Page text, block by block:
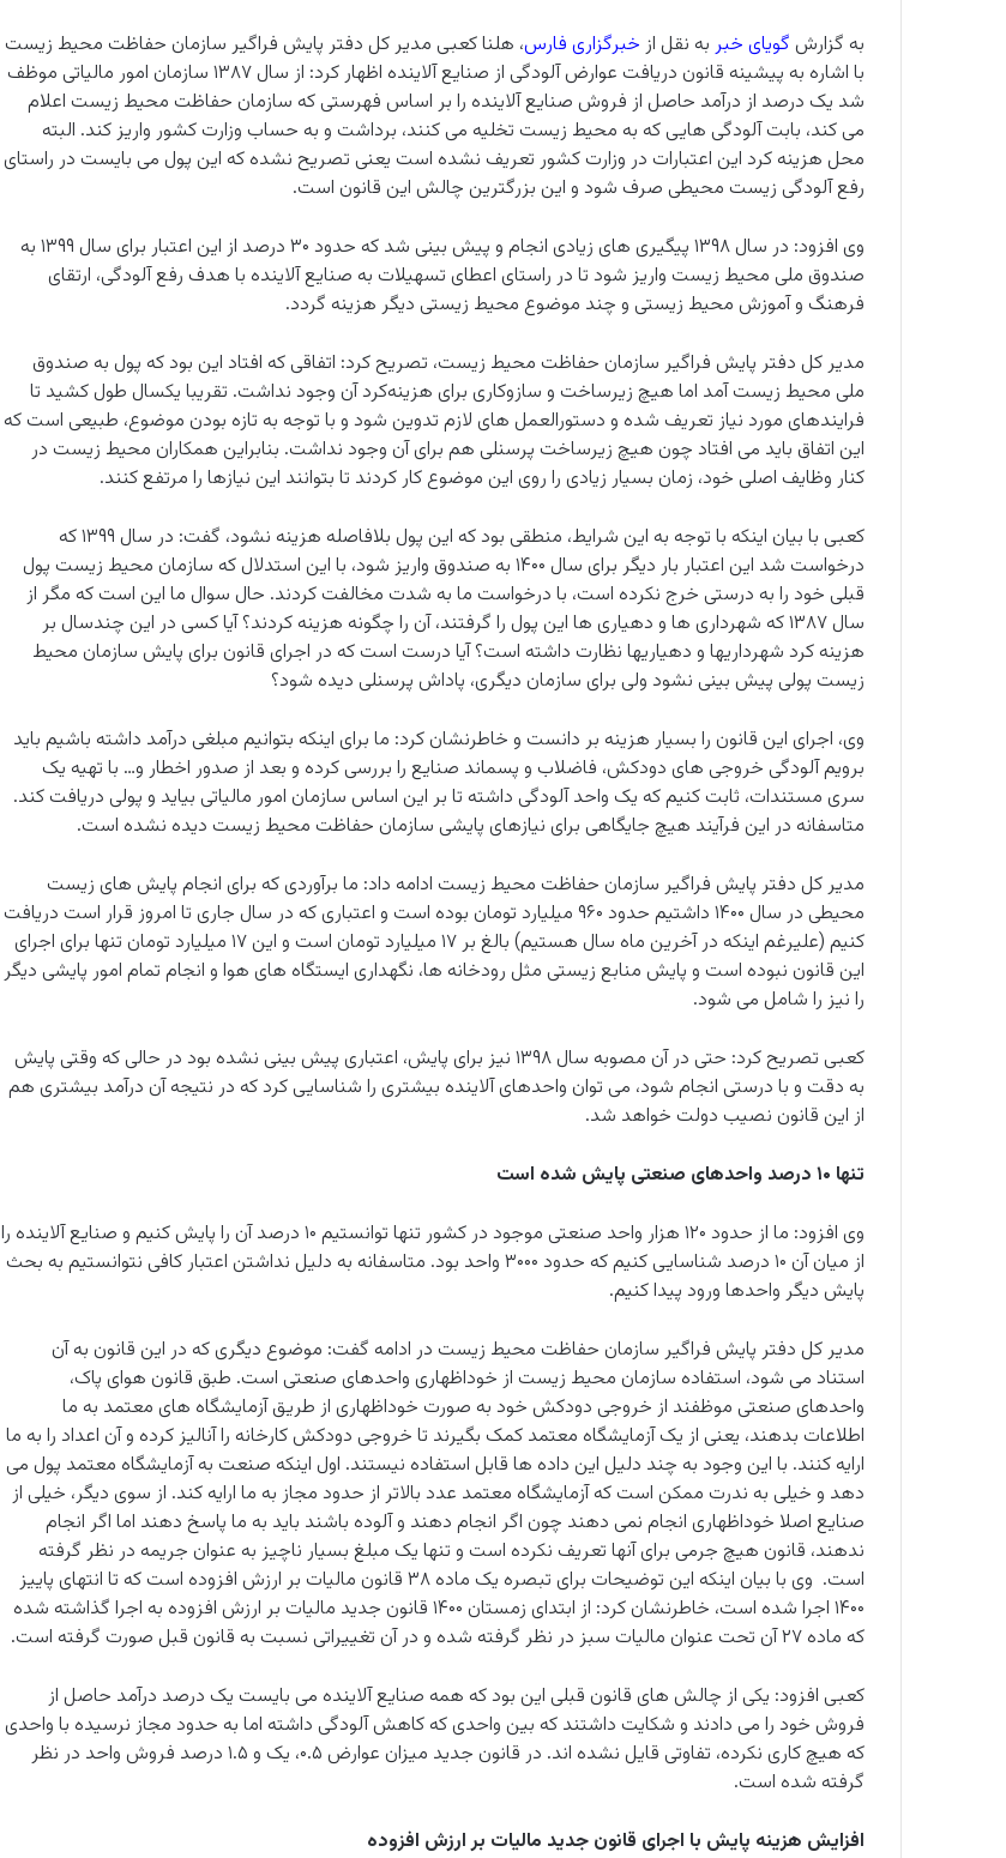
به گزارش گویای خبر به نقل از خبرگزاری فارس، هلنا کعبی مدیر کل دفتر پایش فراگیر سازمان حفاظت محیط زیست
با اشاره به پیشینه قانون دریافت عوارض آلودگی از صنایع آلاینده اظهار کرد: از سال ۱۳۸۷ سازمان امور مالیاتی موظف
شد یک درصد از درآمد حاصل از فروش صنایع آلاینده را بر اساس فهرستی که سازمان حفاظت محیط زیست اعلام
می کند، بابت آلودگی هایی که به محیط زیست تخلیه می کنند، برداشت و به حساب وزارت کشور واریز کند. البته
محل هزینه کرد این اعتبارات در وزارت کشور تعریف نشده است یعنی تصریح نشده که این پول می بایست در راستای
رفع آلودگی زیست محیطی صرف شود و این بزرگترین چالش این قانون است.
وی افزود: در سال ۱۳۹۸ پیگیری های زیادی انجام و پیش بینی شد که حدود ۳۰ درصد از این اعتبار برای سال ۱۳۹۹ به
صندوق ملی محیط زیست واریز شود تا در راستای اعطای تسهیلات به صنایع آلاینده با هدف رفع آلودگی، ارتقای
فرهنگ و آموزش محیط زیستی و چند موضوع محیط زیستی دیگر هزینه گردد.
مدیر کل دفتر پایش فراگیر سازمان حفاظت محیط زیست، تصریح کرد: اتفاقی که افتاد این بود که پول به صندوق
ملی محیط زیست آمد اما هیچ زیرساخت و سازوکاری برای هزینه‌کرد آن وجود نداشت. تقریبا یکسال طول کشید تا
فرایندهای مورد نیاز تعریف شده و دستورالعمل های لازم تدوین شود و با توجه به تازه بودن موضوع، طبیعی است که
این اتفاق باید می افتاد چون هیچ زیرساخت پرسنلی هم برای آن وجود نداشت. بنابراین همکاران محیط زیست در
کنار وظایف اصلی خود، زمان بسیار زیادی را روی این موضوع کار کردند تا بتوانند این نیازها را مرتفع کنند.
کعبی با بیان اینکه با توجه به این شرایط، منطقی بود که این پول بلافاصله هزینه نشود، گفت: در سال ۱۳۹۹ که
درخواست شد این اعتبار بار دیگر برای سال ۱۴۰۰ به صندوق واریز شود، با این استدلال که سازمان محیط زیست پول
قبلی خود را به درستی خرج نکرده است، با درخواست ما به شدت مخالفت کردند. حال سوال ما این است که مگر از
سال ۱۳۸۷ که شهرداری ها و دهیاری ها این پول را گرفتند، آن را چگونه هزینه کردند؟ آیا کسی در این چندسال بر
هزینه کرد شهرداریها و دهیاریها نظارت داشته است؟ آیا درست است که در اجرای قانون برای پایش سازمان محیط
زیست پولی پیش بینی نشود ولی برای سازمان دیگری، پاداش پرسنلی دیده شود؟
وی، اجرای این قانون را بسیار هزینه بر دانست و خاطرنشان کرد: ما برای اینکه بتوانیم مبلغی درآمد داشته باشیم باید
برویم آلودگی خروجی های دودکش، فاضلاب و پسماند صنایع را بررسی کرده و بعد از صدور اخطار و… با تهیه یک
سری مستندات، ثابت کنیم که یک واحد آلودگی داشته تا بر این اساس سازمان امور مالیاتی بیاید و پولی دریافت کند.
متاسفانه در این فرآیند هیچ جایگاهی برای نیازهای پایشی سازمان حفاظت محیط زیست دیده نشده است.
مدیر کل دفتر پایش فراگیر سازمان حفاظت محیط زیست ادامه داد: ما برآوردی که برای انجام پایش های زیست
محیطی در سال ۱۴۰۰ داشتیم حدود ۹۶۰ میلیارد تومان بوده است و اعتباری که در سال جاری تا امروز قرار است دریافت
کنیم (علیرغم اینکه در آخرین ماه سال هستیم) بالغ بر ۱۷ میلیارد تومان است و این ۱۷ میلیارد تومان تنها برای اجرای
این قانون نبوده است و پایش منابع زیستی مثل رودخانه ها، نگهداری ایستگاه های هوا و انجام تمام امور پایشی دیگر
را نیز را شامل می شود.
کعبی تصریح کرد: حتی در آن مصوبه سال ۱۳۹۸ نیز برای پایش، اعتباری پیش بینی نشده بود در حالی که وقتی پایش
به دقت و با درستی انجام شود، می توان واحدهای آلاینده بیشتری را شناسایی کرد که در نتیجه آن درآمد بیشتری هم
از این قانون نصیب دولت خواهد شد.
تنها ۱۰ درصد واحدهای صنعتی پایش شده است
وی افزود: ما از حدود ۱۲۰ هزار واحد صنعتی موجود در کشور تنها توانستیم ۱۰ درصد آن را پایش کنیم و صنایع آلاینده را
از میان آن ۱۰ درصد شناسایی کنیم که حدود ۳۰۰۰ واحد بود. متاسفانه به دلیل نداشتن اعتبار کافی نتوانستیم به بحث
پایش دیگر واحدها ورود پیدا کنیم.
مدیر کل دفتر پایش فراگیر سازمان حفاظت محیط زیست در ادامه گفت: موضوع دیگری که در این قانون به آن
استناد می شود، استفاده سازمان محیط زیست از خوداظهاری واحدهای صنعتی است. طبق قانون هوای پاک،
واحدهای صنعتی موظفند از خروجی دودکش خود به صورت خوداظهاری از طریق آزمایشگاه های معتمد به ما
اطلاعات بدهند، یعنی از یک آزمایشگاه معتمد کمک بگیرند تا خروجی دودکش کارخانه را آنالیز کرده و آن اعداد را به ما
ارایه کنند. با این وجود به چند دلیل این داده ها قابل استفاده نیستند. اول اینکه صنعت به آزمایشگاه معتمد پول می
دهد و خیلی به ندرت ممکن است که آزمایشگاه معتمد عدد بالاتر از حدود مجاز به ما ارایه کند. از سوی دیگر، خیلی از
صنایع اصلا خوداظهاری انجام نمی دهند چون اگر انجام دهند و آلوده باشند باید به ما پاسخ دهند اما اگر انجام
ندهند، قانون هیچ جرمی برای آنها تعریف نکرده است و تنها یک مبلغ بسیار ناچیز به عنوان جریمه در نظر گرفته
است. وی با بیان اینکه این توضیحات برای تبصره یک ماده ۳۸ قانون مالیات بر ارزش افزوده است که تا انتهای پاییز
۱۴۰۰ اجرا شده است، خاطرنشان کرد: از ابتدای زمستان ۱۴۰۰ قانون جدید مالیات بر ارزش افزوده به اجرا گذاشته شده
که ماده ۲۷ آن تحت عنوان مالیات سبز در نظر گرفته شده و در آن تغییراتی نسبت به قانون قبل صورت گرفته است.
کعبی افزود: یکی از چالش های قانون قبلی این بود که همه صنایع آلاینده می بایست یک درصد درآمد حاصل از
فروش خود را می دادند و شکایت داشتند که بین واحدی که کاهش آلودگی داشته اما به حدود مجاز نرسیده با واحدی
که هیچ کاری نکرده، تفاوتی قایل نشده اند. در قانون جدید میزان عوارض ۰.۵، یک و ۱.۵ درصد فروش واحد در نظر
گرفته شده است.
افزایش هزینه پایش با اجرای قانون جدید مالیات بر ارزش افزوده